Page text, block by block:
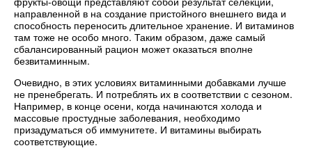
направленной в на создание пристойного внешнего вида и
способность переносить длительное хранение. И витаминов
там тоже не особо много. Таким образом, даже самый
сбалансированный рацион может оказаться вполне
безвитаминным.
Очевидно, в этих условиях витаминными добавками лучше
не пренебрегать. И потреблять их в соответствии с сезоном.
Например, в конце осени, когда начинаются холода и
массовые простудные заболевания, необходимо
призадуматься об иммунитете. И витамины выбирать
соответствующие.